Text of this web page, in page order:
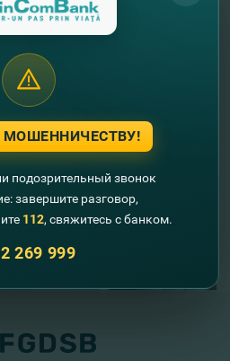
предложениях
.
подозрительный звонок
завершите разговор,
112, свяжитесь с банком.
269 999